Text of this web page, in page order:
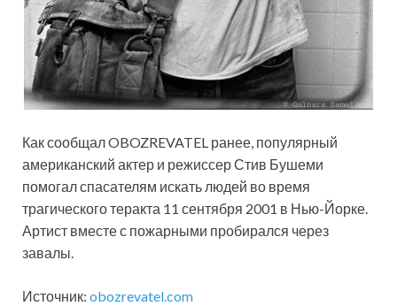
Как сообщал OBOZREVATEL ранее, популярный
американский актер и режиссер Стив Бушеми
помогал спасателям искать людей во время
трагического теракта 11 сентября 2001 в Нью-Йорке.
Артист вместе с пожарными пробирался через
завалы.
Источник: obozrevatel.com